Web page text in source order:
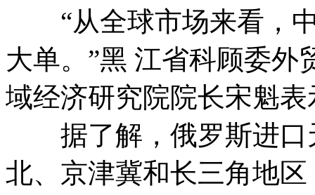
“从全球市场来看，中
大单。”黑 江省科顾委外
域经济研究院院长宋魁表
据了解，俄罗斯进口
北、京津冀和长三角地